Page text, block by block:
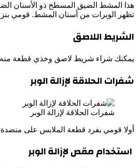
هذا المشط الضيق المسطح ذو الأسنان
تظهر الوبرات من أسنان المشط. قومي
الشريط اللاصق
يمكنك شراء شريط لاصق وخذي قطعة منه
شفرات الحلاقة لإزالة الوبر
شفرات الحلاقة لإزالة الوبر
أولا قومي بفرد قطعة الملابس على
استخدام مقص لإزالة الوبر